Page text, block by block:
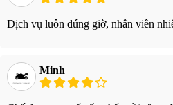
Dịch vụ luôn đúng giờ, nhân viên
Minh